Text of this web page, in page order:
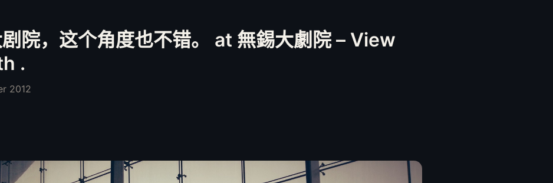
院，这个角度也不错。 at 無錫大劇院 – View
.
2012